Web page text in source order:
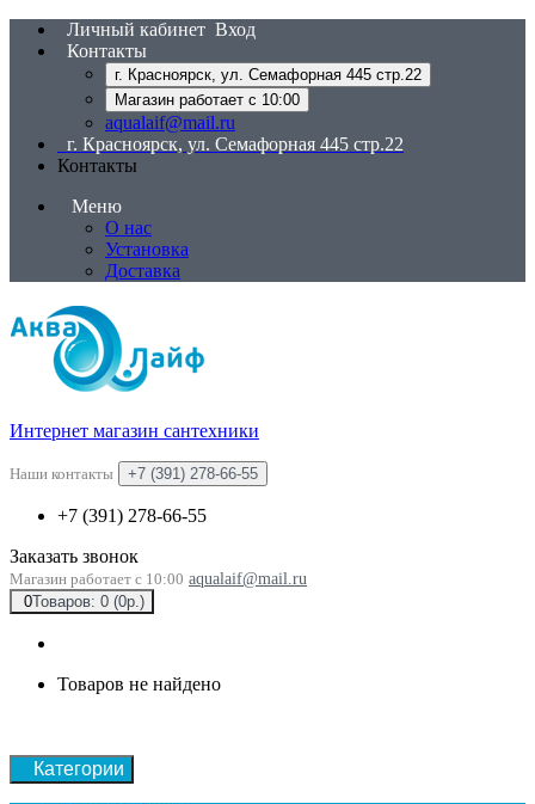
Личный кабинет Вход
Контакты
г. Красноярск, ул. Семафорная 445 стр.22
Магазин работает с 10:00
aqualaif@mail.ru
г. Красноярск, ул. Семафорная 445 стр.22
Контакты
Меню
О нас
Установка
Доставка
Интернет магазин сантехники
Наши контакты +7 (391) 278-66-55
+7 (391) 278-66-55
Заказать звонок
Магазин работает с 10:00 aqualaif@mail.ru
0Товаров: 0 (0р.)
Товаров не найдено
Категории